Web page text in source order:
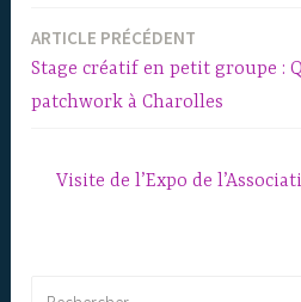
Navigation
ARTICLE PRÉCÉDENT
Stage créatif en petit groupe :
patchwork à Charolles
Visite de l’Expo de